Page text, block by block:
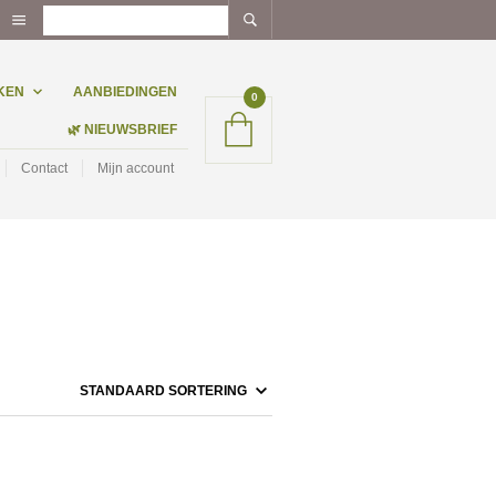
AANBIEDINGEN
🌿 NIEUWSBRIEF
Contact Mijn account
0